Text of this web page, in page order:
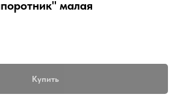
малая
Купить